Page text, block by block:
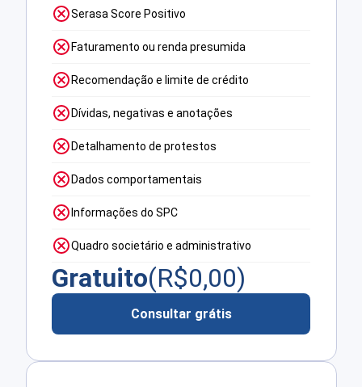
Serasa Score Positivo
Faturamento ou renda presumida
Recomendação e limite de crédito
Dívidas, negativas e anotações
Detalhamento de protestos
Dados comportamentais
Informações do SPC
Quadro societário e administrativo
Gratuito(R$0,00)
Consultar grátis